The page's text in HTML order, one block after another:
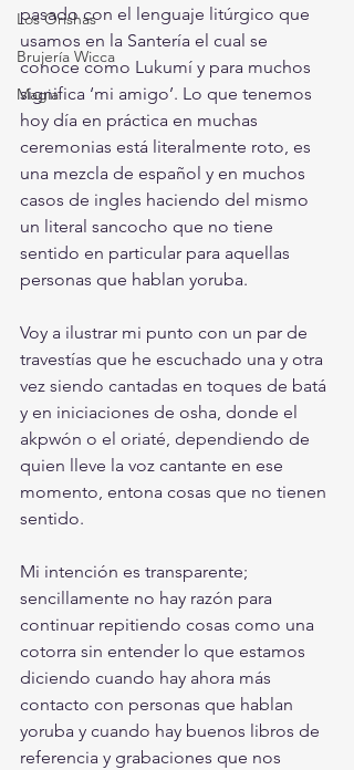
Los Orishas
Brujería Wicca
Magia
pasado con el lenguaje litúrgico que
usamos en la Santería el cual se
conoce como Lukumí y para muchos
significa ‘mi amigo’. Lo que tenemos
hoy día en práctica en muchas
ceremonias está literalmente roto, es
una mezcla de español y en muchos
casos de ingles haciendo del mismo
un literal sancocho que no tiene
sentido en particular para aquellas
personas que hablan yoruba.
Voy a ilustrar mi punto con un par de
travestías que he escuchado una y otra
vez siendo cantadas en toques de batá
y en iniciaciones de osha, donde el
akpwón o el oriaté, dependiendo de
quien lleve la voz cantante en ese
momento, entona cosas que no tienen
sentido.
Mi intención es transparente;
sencillamente no hay razón para
continuar repitiendo cosas como una
cotorra sin entender lo que estamos
diciendo cuando hay ahora más
contacto con personas que hablan
yoruba y cuando hay buenos libros de
referencia y grabaciones que nos